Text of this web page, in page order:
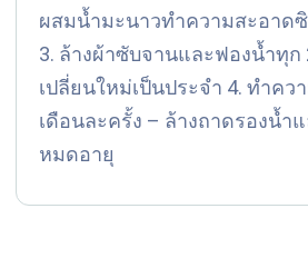
ผสมน้ำมะนาวทำความสะอาด
3. ล้างผ้าซับจานและฟองน้ำทุก
เปลี่ยนใหม่เป็นประจำ 4. ทำคว
เดือนละครั้ง – ล้างถาดรองน้ำ
หมดอายุ